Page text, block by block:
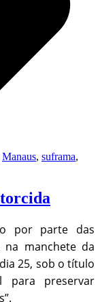
Manaus, suframa,
por parte das
na manchete da
25, sob o título
para preservar